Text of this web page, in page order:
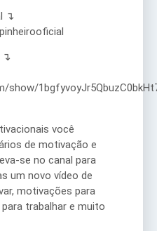
↴
↴
show/
você
de motivação e
se no canal para
um novo vídeo de
motivações para
trabalhar e muito